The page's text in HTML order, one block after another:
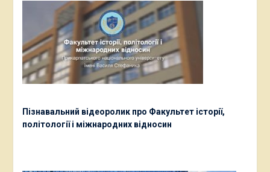
Пізнавальний відеоролик про Факультет історії,
політології і міжнародних відносин